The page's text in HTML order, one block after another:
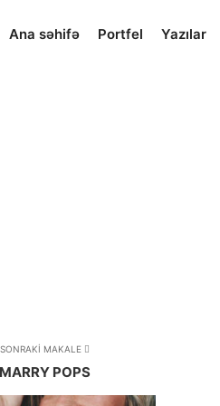
Ana səhifə Portfel Yazılar
SONRAKI MAKALE
POPS